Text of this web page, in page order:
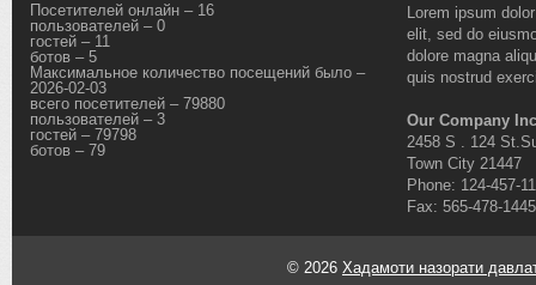
Посетителей онлайн – 16
пользователей – 0
гостей – 11
ботов – 5
Максимальное количество посещений было –
2026-02-03
всего посетителей – 79880
пользователей – 3
гостей – 79798
ботов – 79
Lorem ipsum
elit, sed do
dolore magna
quis nostrud
Our Company
2458 S . 124
Town City 21447
Phone: 124-457-
Fax: 565-478-1445
© 2026 Хадамоти назорати